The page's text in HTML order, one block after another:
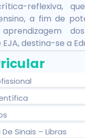
reflexiva,
a fim de
destina-se a
Sinais – Libras